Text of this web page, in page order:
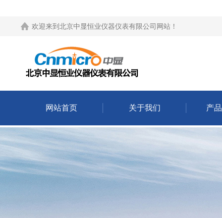
欢迎来到 北京中显恒业仪器仪表有限公司网站 ！
网站首页 关于我们 产